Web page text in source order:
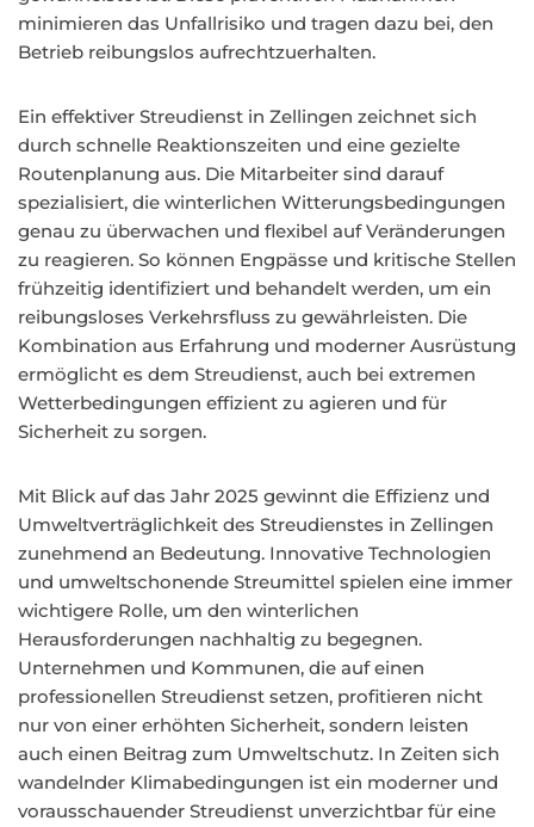
minimieren das Unfallrisiko und tragen dazu bei, den
Betrieb reibungslos aufrechtzuerhalten.
Ein effektiver Streudienst in Zellingen zeichnet sich
durch schnelle Reaktionszeiten und eine gezielte
Routenplanung aus. Die Mitarbeiter sind darauf
spezialisiert, die winterlichen Witterungsbedingungen
genau zu überwachen und flexibel auf Veränderungen
zu reagieren. So können Engpässe und kritische Stellen
frühzeitig identifiziert und behandelt werden, um ein
reibungsloses Verkehrsfluss zu gewährleisten. Die
Kombination aus Erfahrung und moderner Ausrüstung
ermöglicht es dem Streudienst, auch bei extremen
Wetterbedingungen effizient zu agieren und für
Sicherheit zu sorgen.
Mit Blick auf das Jahr 2025 gewinnt die Effizienz und
Umweltverträglichkeit des Streudienstes in Zellingen
zunehmend an Bedeutung. Innovative Technologien
und umweltschonende Streumittel spielen eine immer
wichtigere Rolle, um den winterlichen
Herausforderungen nachhaltig zu begegnen.
Unternehmen und Kommunen, die auf einen
professionellen Streudienst setzen, profitieren nicht
nur von einer erhöhten Sicherheit, sondern leisten
auch einen Beitrag zum Umweltschutz. In Zeiten sich
wandelnder Klimabedingungen ist ein moderner und
vorausschauender Streudienst unverzichtbar für eine